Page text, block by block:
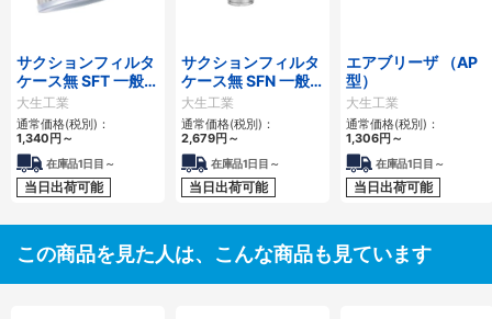
サクションフィルタ
ケース無 SFT 一般作
動油用
大生工業
通常価格(税別)：
1,340円～
在庫品1日目～
当日出荷可能
サクションフィルタ
ケース無 SFN 一般
作動油用
大生工業
通常価格(税別)：
2,679円～
在庫品1日目～
当日出荷可能
エアブリーザ （AP
型）
大生工業
通常価格(税別)：
1,306円～
在庫品1日目～
当日出荷可能
この商品を見た人は、こんな商品も見ています